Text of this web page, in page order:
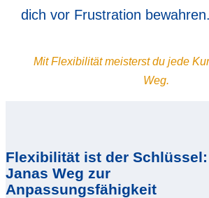
dich vor Frustration bewahren.
Mit Flexibilität meisterst du jede
Weg.
Flexibilität ist der Schlüssel:
Janas Weg zur
Anpassungsfähigkeit